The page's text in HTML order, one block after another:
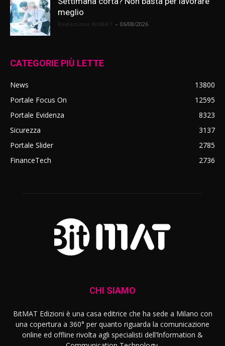
meglio
- 06/08/2026
CATEGORIE PIÙ LETTE
News
13800
Portale Focus On
12595
Portale Evidenza
8323
Sicurezza
3137
Portale Slider
2785
FinanceTech
2736
CHI SIAMO
BitMAT Edizioni è una casa editrice che ha sede a Milano con
una copertura a 360° per quanto riguarda la comunicazione
online ed offline rivolta agli specialisti dell'lnformation &